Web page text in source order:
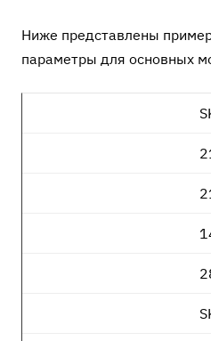
Ниже представлены
параметры для основных